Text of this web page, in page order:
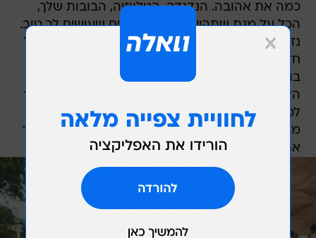
כמה את אהובה. הנדנדה, הטלווזיה, הבובות שלך,
הכל על מנת שתהיי מוקפת בדברים שעושים לך טוב.
נזכרת ברצון שלך לקבל חיבוק כשאת חוששת מקול
חזק כשהיה בכיתה בפתאומיות וממש אומרת 'בוק
בוק'. אני מתארת לעצמי כמה בטח פחדת ברגעי
האימה האחרונים ולא היה מי שייתן חיבוק. היה ברור
לכולם הקשר המיוחד שיש רק לאבא אריק ולך.
מאחלים לימית ולאמא אלינור, כוחות וחיזוקים לעבור
את התקופה הכל כך קשה הזו. נתגעגע אליך רות".